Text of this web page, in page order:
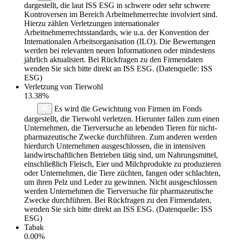
dargestellt, die laut ISS ESG in schwere oder sehr schwere
Kontroversen im Bereich Arbeitnehmerrechte involviert sind.
Hierzu zählen Verletzungen internationaler
Arbeitnehmerrechtsstandards, wie u.a. der Konvention der
Internationalen Arbeitsorganisation (ILO). Die Bewertungen
werden bei relevanten neuen Informationen oder mindestens
jährlich aktualisiert. Bei Rückfragen zu den Firmendaten
wenden Sie sich bitte direkt an ISS ESG. (Datenquelle: ISS
ESG)
Verletzung von Tierwohl
13.38%
Es wird die Gewichtung von Firmen im Fonds
dargestellt, die Tierwohl verletzen. Hierunter fallen zum einen
Unternehmen, die Tierversuche an lebenden Tieren für nicht-
pharmazeutische Zwecke durchführen. Zum anderen werden
hierdurch Unternehmen ausgeschlossen, die in intensiven
landwirtschaftlichen Betrieben tätig sind, um Nahrungsmittel,
einschließlich Fleisch, Eier und Milchprodukte zu produzieren
oder Unternehmen, die Tiere züchten, fangen oder schlachten,
um ihren Pelz und Leder zu gewinnen. Nicht ausgeschlossen
werden Unternehmen die Tierversuche für pharmazeutische
Zwecke durchführen. Bei Rückfragen zu den Firmendaten,
wenden Sie sich bitte direkt an ISS ESG. (Datenquelle: ISS
ESG)
Tabak
0.00%